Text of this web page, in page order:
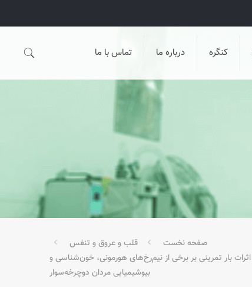
کنگره درباره ما تماس با ما
صفحه نخست
قلب و عروق و تنفس
اثرات بار تمرينی بر برخی از نيم‌رخ‌های هورمونی، خون‌شناسی و
بيوشيميايی مردان دوچرخه‌سوار